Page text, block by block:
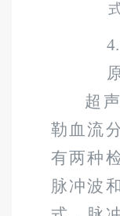
4.
超
勒血流
有两种
脉冲波